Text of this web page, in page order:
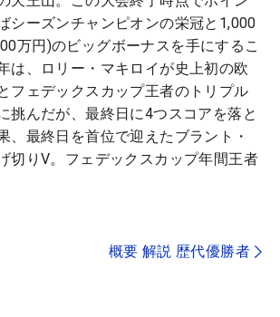
シーズンチャンピオンの栄冠と1,000
万円)のビッグボーナスを手にするこ
は、ロリー・マキロイが史上初の欧
フェデックスカップ王者のトリプル
挑んだが、最終日に4つスコアを落と
、最終日を首位で迎えたブラント・
切りV。フェデックスカップ年間王者
概要 解説 歴代優勝者